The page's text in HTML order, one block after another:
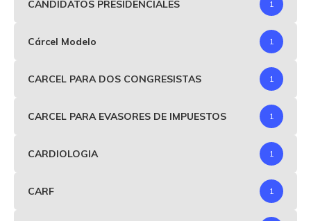
CANDIDATOS PRESIDENCIALES 1
Cárcel Modelo 1
CARCEL PARA DOS CONGRESISTAS 1
CARCEL PARA EVASORES DE IMPUESTOS 1
CARDIOLOGIA 1
CARF 1